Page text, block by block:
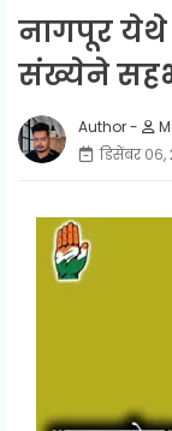
नागपूर येथे
संख्येने
डिसेंबर ०६,